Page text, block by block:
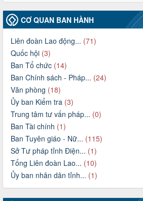
CƠ QUAN BAN HÀNH
Liên đoàn Lao động... (71)
Quốc hội (3)
Ban Tổ chức (14)
Ban Chính sách - Pháp... (24)
Văn phòng (18)
Ủy ban Kiểm tra (3)
Trung tâm tư vấn pháp... (0)
Ban Tài chính (1)
Ban Tuyên giáo - Nữ... (115)
Sở Tư pháp tỉnh Điện... (1)
Tổng Liên đoàn Lao... (10)
Ủy ban nhân dân tỉnh... (1)